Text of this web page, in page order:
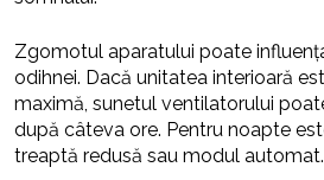
Zgomotul aparatului poate
odihnei. Dacă unitatea interioară
maximă, sunetul ventilatorului
după câteva ore. Pentru noapte
treaptă redusă sau modul automat.